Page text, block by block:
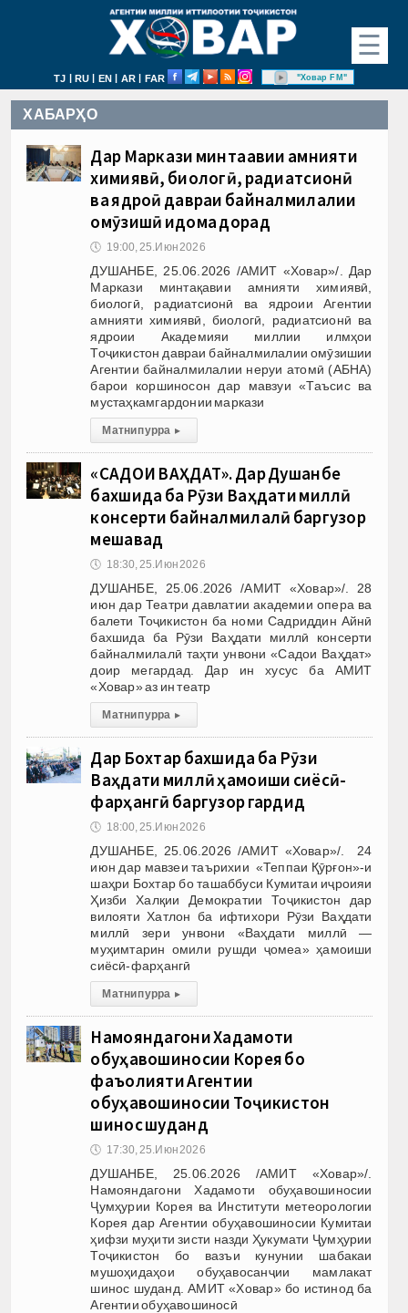
☰
TJ | RU | EN | AR | FAR "Ховар FM"
ХАБАРҲО
Дар Маркази минтақавии амнияти
химиявӣ, биологӣ, радиатсионӣ
ва ядроӣ давраи байналмилалии
омӯзишӣ идома дорад
🕔 19:00, 25.Июн 2026
ДУШАНБЕ, 25.06.2026 /АМИТ «Ховар»/. Дар
Маркази минтақавии амнияти химиявӣ,
биологӣ, радиатсионӣ ва ядроии Агентии
амнияти химиявӣ, биологӣ, радиатсионӣ ва
ядроии Академияи миллии илмҳои
Тоҷикистон давраи байналмилалии омӯзишии
Агентии байналмилалии неруи атомӣ (АБНА)
барои коршиносон дар мавзуи «Таъсис ва
мустаҳкамгардонии маркази
Матни пурра ▸
«САДОИ ВАҲДАТ». Дар Душанбе
бахшида ба Рӯзи Ваҳдати миллӣ
консерти байналмилалӣ баргузор
мешавад
🕔 18:30, 25.Июн 2026
ДУШАНБЕ, 25.06.2026 /АМИТ «Ховар»/. 28
июн дар Театри давлатии академии опера ва
балети Тоҷикистон ба номи Садриддин Айнӣ
бахшида ба Рӯзи Ваҳдати миллӣ консерти
байналмилалӣ таҳти унвони «Садои Ваҳдат»
доир мегардад. Дар ин хусус ба АМИТ
«Ховар» аз ин театр
Матни пурра ▸
Дар Бохтар бахшида ба Рӯзи
Ваҳдати миллӣ ҳамоиши сиёсӣ-
фарҳангӣ баргузор гардид
🕔 18:00, 25.Июн 2026
ДУШАНБЕ, 25.06.2026 /АМИТ «Ховар»/. 24
июн дар мавзеи таърихии «Теппаи Қӯрғон»-и
шаҳри Бохтар бо ташаббуси Кумитаи иҷроияи
Ҳизби Халқии Демократии Тоҷикистон дар
вилояти Хатлон ба ифтихори Рӯзи Ваҳдати
миллӣ зери унвони «Ваҳдати миллӣ —
муҳимтарин омили рушди ҷомеа» ҳамоиши
сиёсӣ-фарҳангӣ
Матни пурра ▸
Намояндагони Хадамоти
обуҳавошиносии Корея бо
фаъолияти Агентии
обуҳавошиносии Тоҷикистон
шинос шуданд
🕔 17:30, 25.Июн 2026
ДУШАНБЕ, 25.06.2026 /АМИТ «Ховар»/.
Намояндагони Хадамоти обуҳавошиносии
Ҷумҳурии Корея ва Институти метеорологии
Корея дар Агентии обуҳавошиносии Кумитаи
ҳифзи муҳити зисти назди Ҳукумати Ҷумҳурии
Тоҷикистон бо вазъи кунунии шабакаи
мушоҳидаҳои обуҳавосанҷии мамлакат
шинос шуданд. АМИТ «Ховар» бо истинод ба
Агентии обуҳавошиносӣ